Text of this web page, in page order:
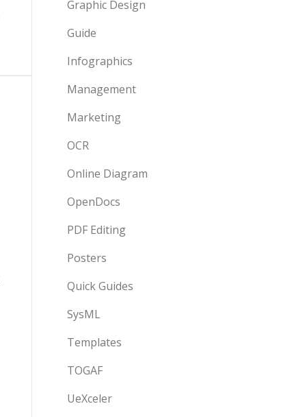
Graphic Design
Guide
Infographics
Management
Marketing
OCR
Online Diagram
OpenDocs
PDF Editing
Posters
Quick Guides
SysML
Templates
TOGAF
UeXceler